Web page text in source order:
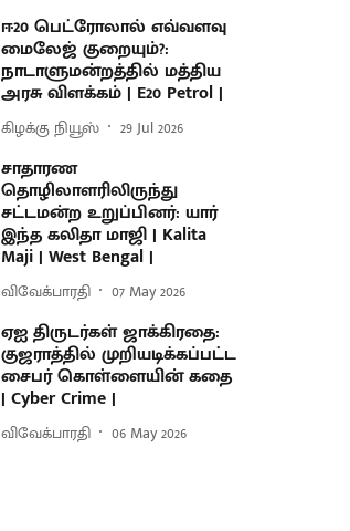
ஈ20 பெட்ரோலால் எவ்வளவு
மைலேஜ் குறையும்?:
நாடாளுமன்றத்தில் மத்திய
அரசு விளக்கம் | E20 Petrol |
கிழக்கு நியூஸ் 29 Jul 2026
சாதாரண
தொழிலாளரிலிருந்து
சட்டமன்ற உறுப்பினர்: யார்
இந்த கலிதா மாஜி | Kalita
Maji | West Bengal |
விவேக்பாரதி 07 May 2026
ஏஐ திருடர்கள் ஜாக்கிரதை:
குஜராத்தில் முறியடிக்கப்பட்ட
சைபர் கொள்ளையின் கதை
| Cyber Crime |
விவேக்பாரதி 06 May 2026